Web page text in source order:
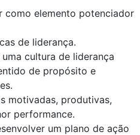
como elemento potenciador
de liderança.
cultura de liderança
de propósito e
motivadas, produtivas,
performance.
um plano de ação